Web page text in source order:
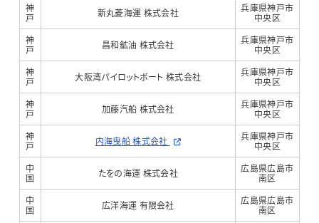
神
戸
新丸菱海運 株式会社
兵庫県神戸市
中央区
神
戸
昌和鉱油 株式会社
兵庫県神戸市
中央区
神
戸
大阪湾パイロットボート 株式会社
兵庫県神戸市
中央区
神
戸
加藤汽船 株式会社
兵庫県神戸市
中央区
神
戸
内海曳船 株式会社
兵庫県神戸市
中央区
中
国
たをの海運 株式会社
広島県広島市
南区
中
国
広洋海運 有限会社
広島県広島市
南区